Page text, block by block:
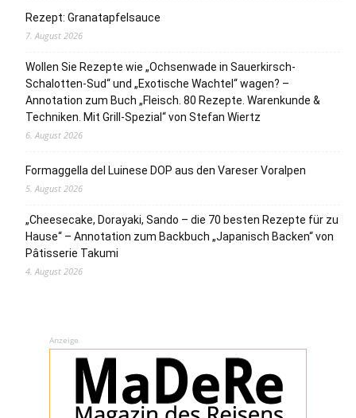
Rezept: Granatapfelsauce
7. August 2026
Wollen Sie Rezepte wie „Ochsenwade in Sauerkirsch-
Schalotten-Sud“ und „Exotische Wachtel“ wagen? –
Annotation zum Buch „Fleisch. 80 Rezepte. Warenkunde &
Techniken. Mit Grill-Spezial“ von Stefan Wiertz
6. August 2026
Formaggella del Luinese DOP aus den Vareser Voralpen
5. August 2026
„Cheesecake, Dorayaki, Sando – die 70 besten Rezepte für zu
Hause“ – Annotation zum Backbuch „Japanisch Backen“ von
Pâtisserie Takumi
4. August 2026
Anzeige